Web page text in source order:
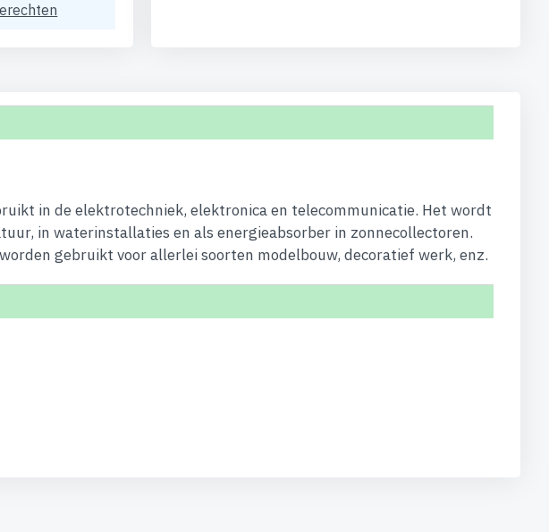
in de elektrotechniek, elektronica en telecommunicatie. Het wordt
in waterinstallaties en als energieabsorber in zonnecollectoren.
gebruikt voor allerlei soorten modelbouw, decoratief werk, enz.